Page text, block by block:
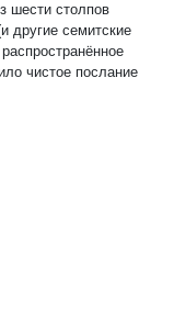
шести столпов
другие семитские
чистое послание